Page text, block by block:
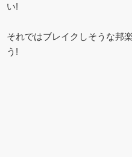
い!
それではブレイクしそうな邦
う!